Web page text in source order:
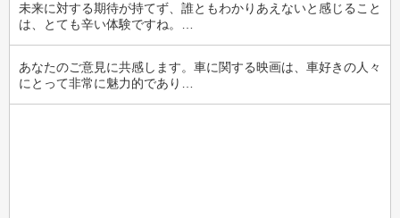
未来に対する期待が持てず、誰ともわかりあえないと感じること
は、とても辛い体験ですね。…
あなたのご意見に共感します。車に関する映画は、車好きの人々
にとって非常に魅力的であり…